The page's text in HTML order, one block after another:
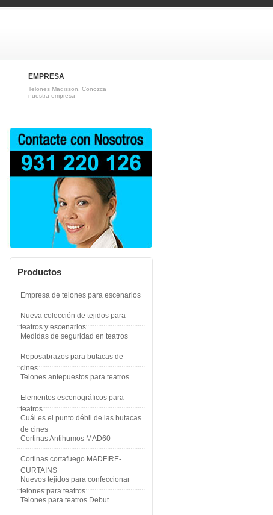
EMPRESA
Telones Madisson. Conozca
nuestra empresa
Productos
Empresa de telones para escenarios
Nueva colección de tejidos para
teatros y escenarios
Medidas de seguridad en teatros
Reposabrazos para butacas de
cines
Telones antepuestos para teatros
Elementos escenográficos para
teatros
Cuál es el punto débil de las butacas
de cines
Cortinas Antihumos MAD60
Cortinas cortafuego MADFIRE-
CURTAINS
Nuevos tejidos para confeccionar
telones para teatros
Telones para teatros Debut